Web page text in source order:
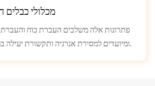
מכלולי כבלים
פתרונות אלה משלבים העברת כוח
ומיועדים למסירת אנרגיה ותקשורת יעילה במערכות רובוטיות.